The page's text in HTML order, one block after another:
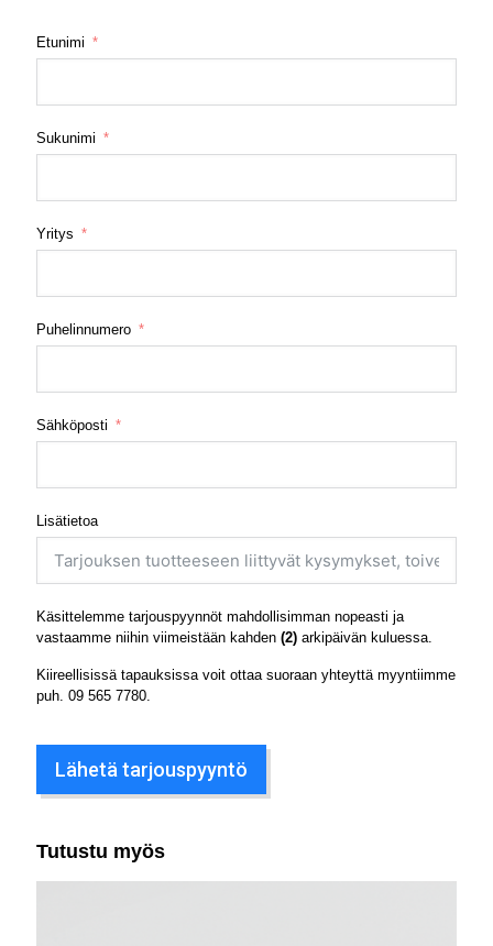
Etunimi
Sukunimi
Yritys
Puhelinnumero
Sähköposti
Lisätietoa
Käsittelemme tarjouspyynnöt mahdollisimman nopeasti ja
vastaamme niihin viimeistään kahden (2) arkipäivän kuluessa.
Kiireellisissä tapauksissa voit ottaa suoraan yhteyttä myyntiimme
puh. 09 565 7780
Lähetä tarjouspyyntö
Tutustu myös